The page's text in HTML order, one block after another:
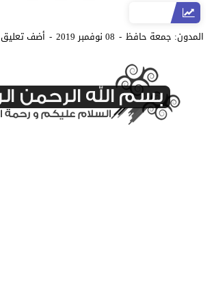
المدون: جمعة حافظ 08 نوفمبر 2019 أضف تعليق